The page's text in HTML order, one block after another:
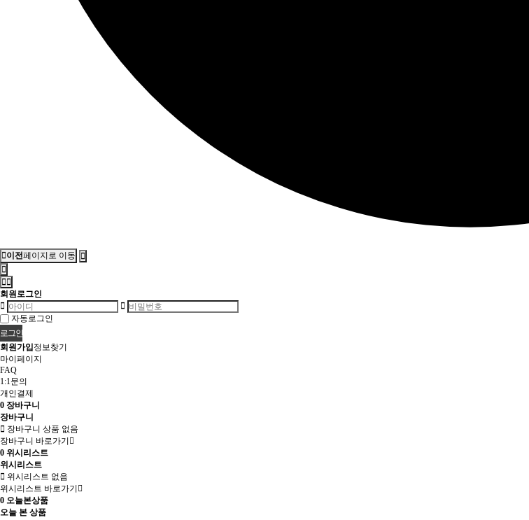
이전페이지로 이동
회원로그인
자동로그인
회원가입 정보찾기
마이페이지
FAQ
1:1문의
개인결제
0 장바구니
장바구니
장바구니 상품 없음
장바구니 바로가기
0 위시리스트
위시리스트
위시리스트 없음
위시리스트 바로가기
0 오늘본상품
오늘 본 상품